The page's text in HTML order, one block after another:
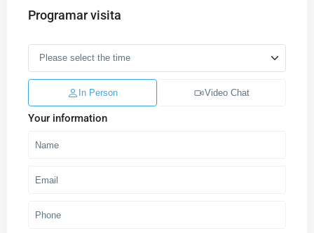
Programar visita
In Person Video Chat
Your information